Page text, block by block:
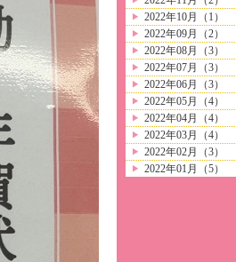
2022年10月（1）
2022年09月（2）
2022年08月（3）
2022年07月（3）
2022年06月（3）
2022年05月（4）
2022年04月（4）
2022年03月（4）
2022年02月（3）
2022年01月（5）